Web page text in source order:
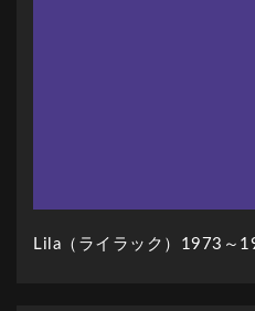
Lila（ライラック）1973～